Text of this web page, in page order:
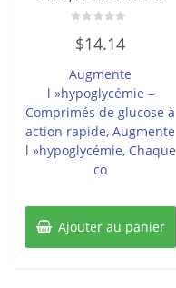
0
sur
$14.14
Augmente
l »hypoglycémie –
Comprimés de glucose à
action rapide, Augmente
l »hypoglycémie, Chaque
co
Ajouter au panier